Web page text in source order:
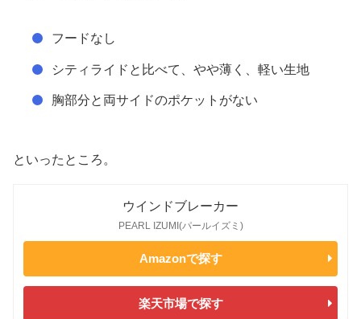
フードなし
シティライドと比べて、やや薄く、軽い生地
胸部分と両サイドのポケットがない
といったところ。
ウインドブレーカー
PEARL IZUMI(パールイズミ)
Amazonで探す
楽天市場で探す